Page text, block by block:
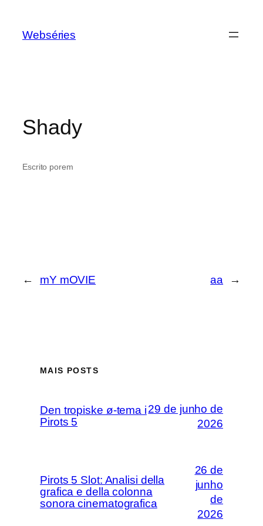
Webséries
Shady
Escrito porem
← mY mOVIE aa →
MAIS POSTS
Den tropiske ø-tema i
Pirots 5
29 de junho de
2026
Pirots 5 Slot: Analisi della
grafica e della colonna
sonora cinematografica
26 de
junho
de 2026